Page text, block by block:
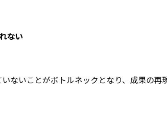
ない
ないことがボトルネックとなり、成果の再